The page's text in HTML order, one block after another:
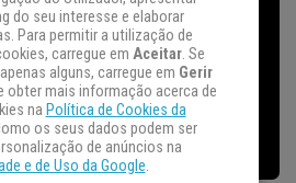
do seu interesse e elaborar
Para permitir a utilização de
carregue em Aceitar. Se
alguns, carregue em Gerir
obter mais informação acerca de
na Política de Cookies da
os seus dados podem ser
de anúncios na
e de Uso da Google.